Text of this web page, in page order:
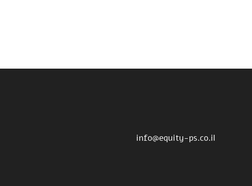
info@equity-ps.co.il